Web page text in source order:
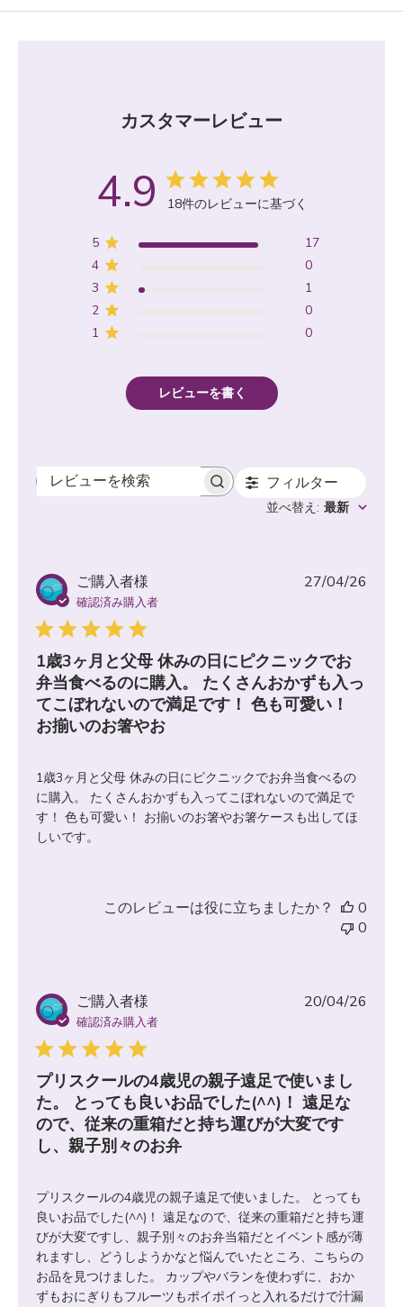
カスタマーレビュー
4.9 18件のレビューに基づく
5
17
4
0
3
1
2
0
1
0
レビューを書く
レビューを検索 フィルター
並べ替え : 最新
ご購入者様
確認済み購入者
1歳3ヶ月と父母 休みの日にピクニックでお
弁当食べるのに購入。 たくさんおかずも入っ
てこぼれないので満足です！ 色も可愛い！
お揃いのお箸やお
1歳3ヶ月と父母 休みの日にピクニックでお弁当食べるの
に購入。 たくさんおかずも入ってこぼれないので満足で
す！ 色も可愛い！ お揃いのお箸やお箸ケースも出してほ
しいです。
27/04/26
このレビューは役に立ちましたか？
0
0
ご購入者様
確認済み購入者
プリスクールの4歳児の親子遠足で使いまし
た。 とっても良いお品でした(^^)！ 遠足な
ので、従来の重箱だと持ち運びが大変です
し、親子別々のお弁
プリスクールの4歳児の親子遠足で使いました。 とっても
良いお品でした(^^)！ 遠足なので、従来の重箱だと持ち運
びが大変ですし、親子別々のお弁当箱だとイベント感が薄
れますし、どうしようかなと悩んでいたところ、こちらの
お品を見つけました。 カップやバランを使わずに、おか
ずもおにぎりもフルーツもポイポイっと入れるだけで汁漏
20/04/26